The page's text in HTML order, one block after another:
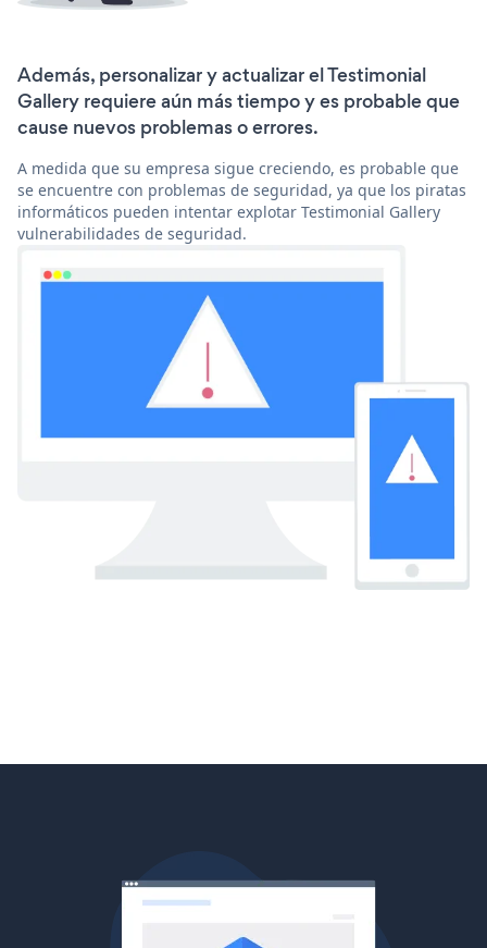
Además, personalizar y actualizar el Testimonial
Gallery requiere aún más tiempo y es probable que
cause nuevos problemas o errores.
A medida que su empresa sigue creciendo, es probable que
se encuentre con problemas de seguridad, ya que los piratas
informáticos pueden intentar explotar Testimonial Gallery
vulnerabilidades de seguridad.